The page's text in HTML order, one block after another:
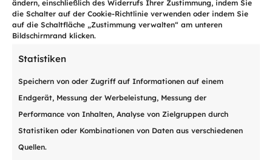
ändern, einschließlich des Widerrufs Ihrer Zustimmung, indem Sie
die Schalter auf der Cookie-Richtlinie verwenden oder indem Sie
auf die Schaltfläche „Zustimmung verwalten“ am unteren
Bildschirmrand klicken.
Statistiken
Speichern von oder Zugriff auf Informationen auf einem
Endgerät, Messung der Werbeleistung, Messung der
Performance von Inhalten, Analyse von Zielgruppen durch
Statistiken oder Kombinationen von Daten aus verschiedenen
Quellen.
Zahlungseingängen und einer Jahr für
Jahr höheren Nettomarge.
Mehrwert für unsere Kunden

Garantierteoperative
Bearbeitung innerhalb von
Std.